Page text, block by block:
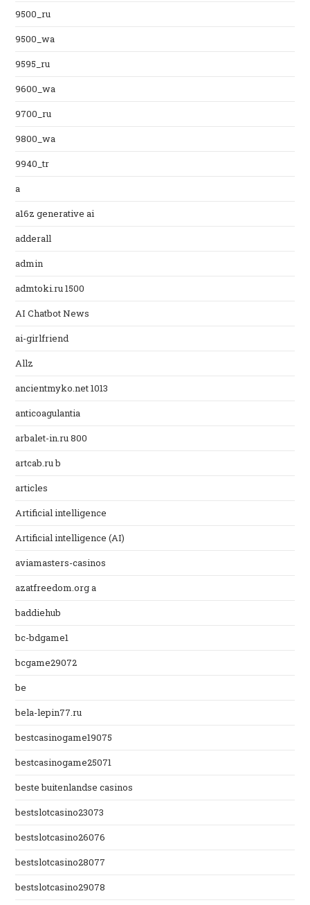
9500_ru
9500_wa
9595_ru
9600_wa
9700_ru
9800_wa
9940_tr
a
a16z generative ai
adderall
admin
admtoki.ru 1500
AI Chatbot News
ai-girlfriend
Allz
ancientmyko.net 1013
anticoagulantia
arbalet-in.ru 800
artcab.ru b
articles
Artificial intelligence
Artificial intelligence (AI)
aviamasters-casinos
azatfreedom.org a
baddiehub
bc-bdgame1
bcgame29072
be
bela-lepin77.ru
bestcasinogame19075
bestcasinogame25071
beste buitenlandse casinos
bestslotcasino23073
bestslotcasino26076
bestslotcasino28077
bestslotcasino29078